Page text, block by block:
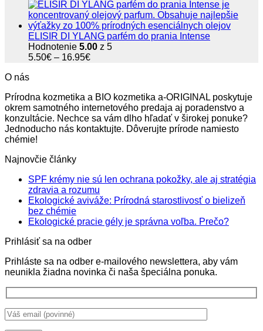
ELISIR DI YLANG parfém do prania Intense
Hodnotenie 5.00 z 5
5.50€ – 16.95€Price
16.95€
O nás
Prírodna kozmetika a BIO kozmetika a-ORIGINAL poskytuje
okrem samotného internetového predaja aj poradenstvo a
konzultácie. Nechce sa vám dlho hľadať v širokej ponuke?
Jednoducho nás kontaktujte. Dôverujte prírode namiesto
chémie!
Najnovčie články
SPF krémy nie sú len ochrana pokožky, ale aj stratégia
zdravia a rozumu
komentáre
SPF
len
ochrana
Ekologické aviváže: Prírodná starostlivosť o bielizeň
bez chémieŽiadne
komentáre
Ekologické
Prírodná
starostlivosť
Ekologické pracie gély je správna voľba. Prečo?Žiadne
pracie
Prihlásiť sa na odber
Prihláste sa na odber e-mailového newslettera, aby vám
neunikla žiadna novinka či naša špeciálna ponuka.